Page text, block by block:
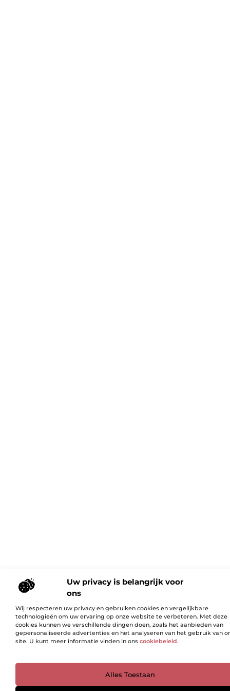
Uw privacy is belangrijk voor
ons
Wij respecteren uw privacy en gebruiken cookies en vergelijkbare
technologieën om uw ervaring op onze website te verbeteren. Met deze
cookies kunnen we verschillende dingen doen, zoals het aanbieden van
gepersonaliseerde advertenties en het analyseren van het gebruik van
site. U kunt meer informatie vinden in ons cookiebeleid.
Alles Toestaan